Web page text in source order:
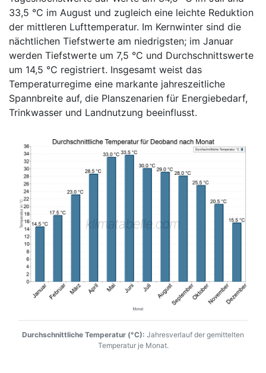
33,5 °C im August und zugleich eine leichte Reduktion
der mittleren Lufttemperatur. Im Kernwinter sind die
nächtlichen Tiefstwerte am niedrigsten; im Januar
werden Tiefstwerte um 7,5 °C und Durchschnittswerte
um 14,5 °C registriert. Insgesamt weist das
Temperaturregime eine markante jahreszeitliche
Spannbreite auf, die Planszenarien für Energiebedarf,
Trinkwasser und Landnutzung beeinflusst.
Durchschnittliche Temperatur (°C): Jahresverlauf der gemittelten
Temperatur je Monat.